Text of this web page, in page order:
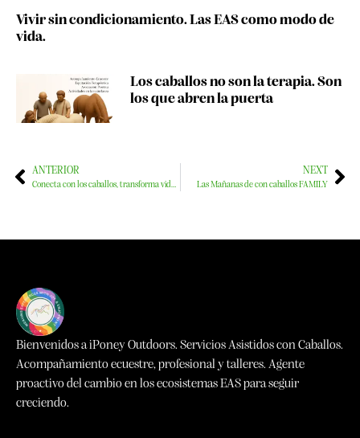
Vivir sin condicionamiento. Las EAS como modo de
vida.
Los caballos no son la terapia. Son
los que abren la puerta
ANTERIOR
Conecta con los caballos, transforma vidas.
NEXT
Las Mañanas de con caballos FAMILY
Bienvenidos a iPoney Outdoors. Servicios Asistidos con Caballos.
Acompañamiento ecuestre, profesional y talleres. Agente
proactivo del cambio en los ecosistemas EAS para seguir
creciendo.